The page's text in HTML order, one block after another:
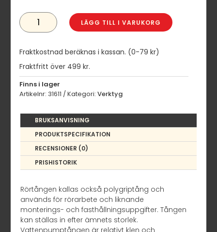
POLYGRIPTÅNG
AUTO
255
MM
LÄGG TILL I VARUKORG
Fraktkostnad beräknas i kassan. (0-79 kr)
Fraktfritt över 499 kr.
Finns i lager
Artikelnr: 31611 Kategori:Verktyg
BRUKSANVISNING
PRODUKTSPECIFIKATION
RECENSIONER (0)
PRISHISTORIK
Rörtången kallas också polygriptång och
används för rörarbete och liknande
monterings- och fasthållningsuppgifter. Tången
kan ställas in efter ämnets storlek.